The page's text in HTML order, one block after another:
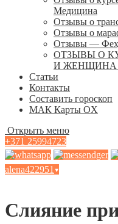
Медицина
Отзывы о
Отзывы о
Отзывы —
ОТЗЫВЫ О
И ЖЕНЩИНА
Статьи
Контакты
Составить гороскоп
МАК Карты OХ
Открыть меню
+371 25994723
alena422951 ▾
Слияние